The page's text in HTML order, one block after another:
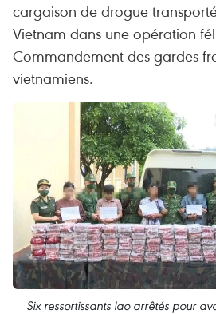
cargaison de drogue
Vietnam dans une opération
Commandement des gardes-
vietnamiens.
Six ressortissants lao arrêtés pour